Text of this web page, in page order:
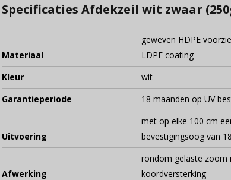
Specificaties Afdekzeil wit zwaar
Materiaal
geweven HDPE
LDPE coating
Kleur
wit
Garantieperiode
18 maanden op UV
Uitvoering
met op elke 100 cm
bevestigingsoog van
Afwerking
rondom gelaste zoom
koordversterking